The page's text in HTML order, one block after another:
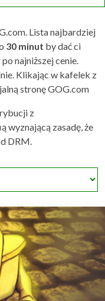
Lista najbardziej
30 minut by dać ci
najniższej cenie.
Klikając w kafelek z
stronę GOG.com
z
wyznającą zasadę, że
DRM.